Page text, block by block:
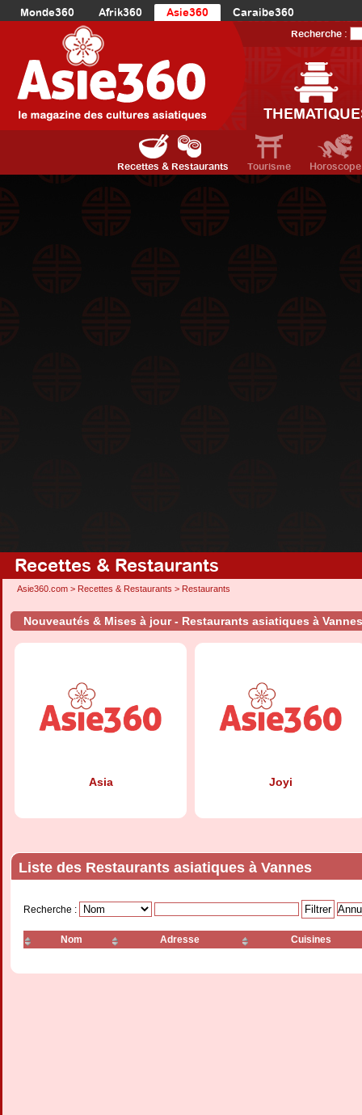
Monde360 Afrik360 Asie360
Caraibe360
Europe360
AmériqueDuNord360
Océanie360
Recherche :
Recettes & Restaurants Tourisme Horoscope
Recettes & Restaurants
Asie360.com > Recettes & Restaurants > Restaurants
Nouveautés & Mises à jour - Restaurants asiatiques à Vannes
Asia Joyi
La Saïgonnaise Le Dragon d'or
Liste des Restaurants asiatiques à Vannes
Recherche :
Nom Adresse Cuisines